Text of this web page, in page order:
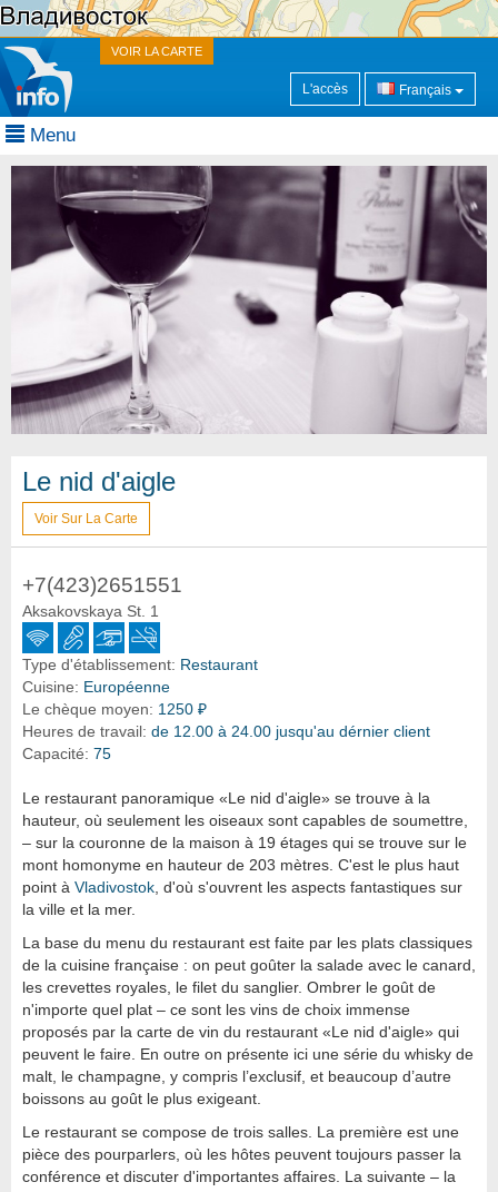
VOIR LA CARTE
L'accès Français
Menu
Le nid d'aigle
Voir Sur La Carte
+7(423)2651551
Aksakovskaya St. 1
Type d'établissement: Restaurant
Cuisine: Européenne
Le chèque moyen: 1250 ₽
Heures de travail: de 12.00 à 24.00 jusqu'au dérnier client
Capacité: 75
Le restaurant panoramique «Le nid d'aigle» se trouve à la
hauteur, où seulement les oiseaux sont capables de soumettre,
– sur la couronne de la maison à 19 étages qui se trouve sur le
mont homonyme en hauteur de 203 mètres. C'est le plus haut
point à Vladivostok, d'où s'ouvrent les aspects fantastiques sur
la ville et la mer.
La base du menu du restaurant est faite par les plats classiques
de la cuisine française : on peut goûter la salade avec le canard,
les crevettes royales, le filet du sanglier. Ombrer le goût de
n'importe quel plat – ce sont les vins de choix immense
proposés par la carte de vin du restaurant «Le nid d'aigle» qui
peuvent le faire. En outre on présente ici une série du whisky de
malt, le champagne, y compris l’exclusif, et beaucoup d’autre
boissons au goût le plus exigeant.
Le restaurant se compose de trois salles. La première est une
pièce des pourparlers, où les hôtes peuvent toujours passer la
conférence et discuter d'importantes affaires. La suivante – la